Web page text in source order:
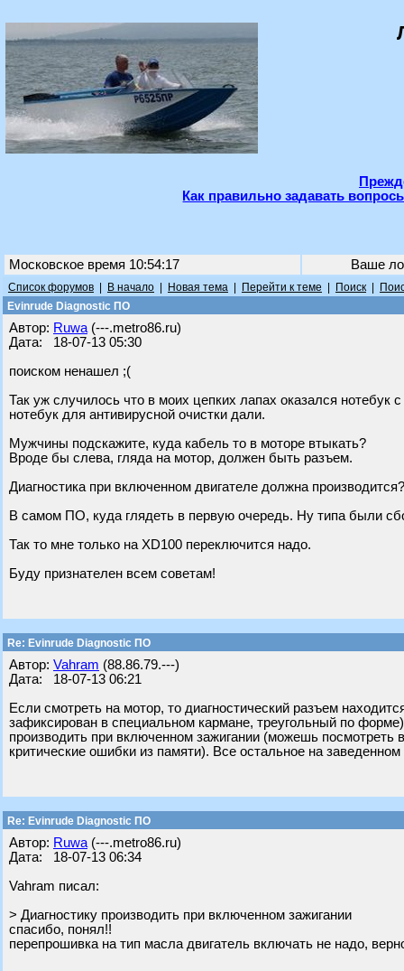
Как правильно задавать
Московское время 10:54:17 Ваше
Список форумов В начало Новая тема Перейти к теме Поиск
Evinrude Diagnostic ПО
Автор: Ruwa (---.metro86.ru)
Дата: 18-07-13 05:30
поиском ненашел ;(
Так уж случилось что в моих цепких лапах оказался нотебук
нотебук для антивирусной очистки дали.
Мужчины подскажите, куда кабель то в моторе втыкать?
Вроде бы слева, гляда на мотор, должен быть разъем.
Диагностика при включенном двигателе должна производится?
В самом ПО, куда глядеть в первую очередь. Ну типа были
Так то мне только на XD100 переключится надо.
Буду признателен всем советам!
Re: Evinrude Diagnostic ПО
Автор: Vahram (88.86.79.---)
Дата: 18-07-13 06:21
Если смотреть на мотор, то диагностический разъем
зафиксирован в специальном кармане, треугольный по
производить при включенном зажигании (можешь
критические ошибки из памяти). Все остальное на
Re: Evinrude Diagnostic ПО
Автор: Ruwa (---.metro86.ru)
Дата: 18-07-13 06:34
Vahram писал:
> Диагностику производить при включенном зажигании
спасибо, понял!!
перепрошивка на тип масла двигатель включать не надо,